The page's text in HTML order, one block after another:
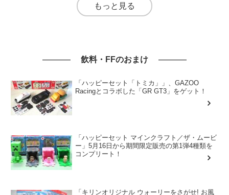
もっと見る
飲料・FFのおまけ
「ハッピーセット「トミカ」」、GAZOO
Racingとコラボした「GR GT3」をゲット！
「ハッピーセット マインクラフト／ザ・ムービ
ー」5月16日から期間限定販売の第1弾4種類を
コンプリート！
「キリンオリジナル ウォーリーをさがせ! お風